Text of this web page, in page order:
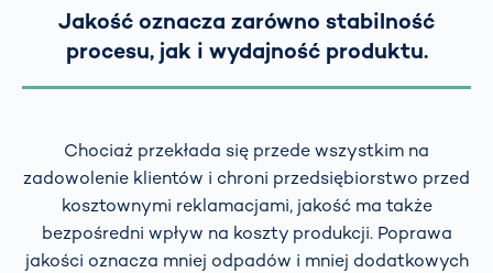
Jakość oznacza zarówno stabilność
procesu, jak i wydajność produktu.
Chociaż przekłada się przede wszystkim na
zadowolenie klientów i chroni przedsiębiorstwo przed
kosztownymi reklamacjami, jakość ma także
bezpośredni wpływ na koszty produkcji. Poprawa
jakości oznacza mniej odpadów i mniej dodatkowych